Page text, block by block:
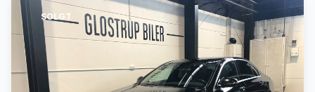
SOLGT